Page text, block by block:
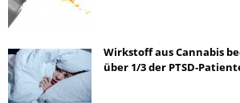
Wirkstoff aus Cannabis
über 1/3 der PTSD-